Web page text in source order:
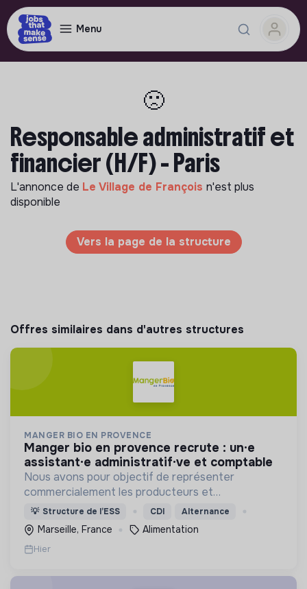
Menu
🙁
Responsable administratif et
financier (H/F) - Paris
L'annonce de Le Village de François n'est plus
disponible
Vers la page de la structure
Offres similaires dans d'autres structures
MANGER BIO EN PROVENCE
manger bio en provence recrute : un·e
assistant·e administratif·ve et comptable
Nous avons pour objectif de représenter
commercialement les producteurs et
transformateurs BIO de la région SUD auprès des
collectivités afin d’introduire les produits BIO et
LOCAUX dans les cantines.
💡 Structure de l’ESS CDI Alternance
Marseille, France Alimentation
Hier